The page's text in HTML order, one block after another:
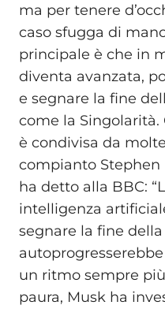
ma per tenere
caso sfugga di
principale è che in
diventa avanzata,
e segnare la fine
come la
è condivisa da
compianto Stephen
ha detto alla BBC:
intelligenza
segnare la fine della
un ritmo sempre
paura, Musk ha